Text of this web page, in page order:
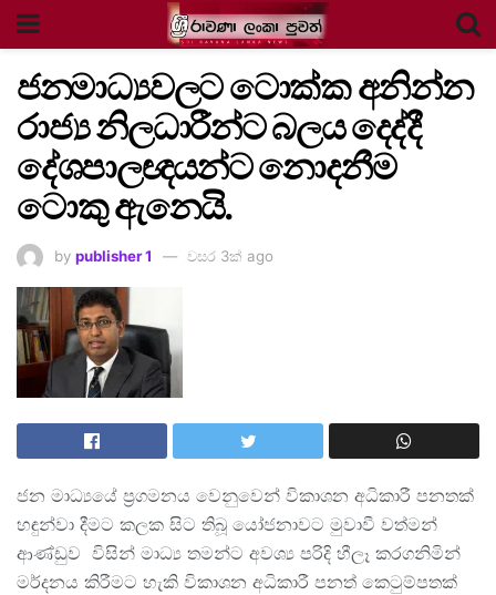
ජනමාධ්‍යවලට ටොක්ක අනින්න
රාජ්‍ය නිලධාරීන්ට බලය දෙද්දී
දේශපාලඥයන්ට නොදනීම
ටොකු ඇනෙයි.
by publisher 1 වසර 3ක් ago
ජන මාධ්‍යයේ ප්‍රගමනය වෙනුවෙන් විකාශන අධිකාරී පනතක්
හඳුන්වා දීමට කලක සිට තිබූ යෝජනාවට මුවාවී වත්මන්
ආණ්ඩුව විසින් මාධ්‍ය තමන්ට අවශ්‍ය පරිදි හීලෑ කරගනිමින්
මර්දනය කිරීමට හැකි විකාශන අධිකාරී පනත් කෙටුම්පතක්